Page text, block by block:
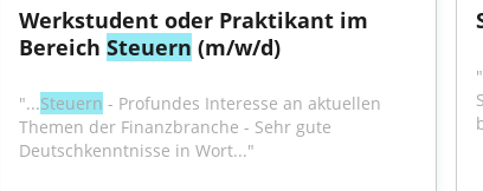
Werkstudent oder Praktikant im
Bereich Steuern (m/w/d)
"...Steuern - Profundes Interesse an aktuellen
Themen der Finanzbranche - Sehr gute
Deutschkenntnisse in Wort..."